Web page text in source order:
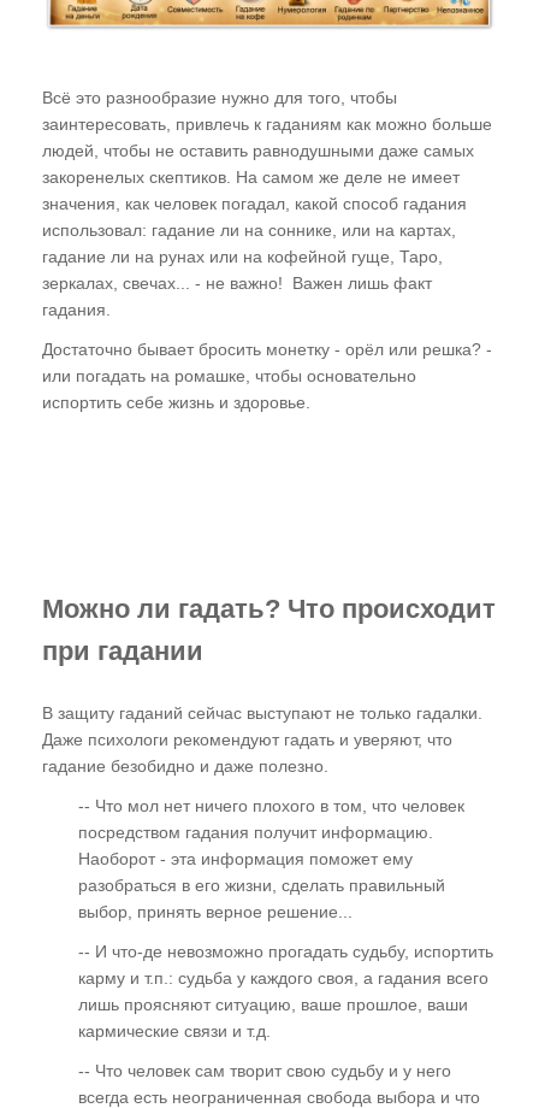
Всё это разнообразие нужно для того, чтобы
заинтересовать, привлечь к гаданиям как можно больше
людей, чтобы не оставить равнодушными даже самых
закоренелых скептиков. На самом же деле не имеет
значения, как человек погадал, какой способ гадания
использовал: гадание ли на соннике, или на картах,
гадание ли на рунах или на кофейной гуще, Таро,
зеркалах, свечах... - не важно! Важен лишь факт
гадания.
Достаточно бывает бросить монетку - орёл или решка? -
или погадать на ромашке, чтобы основательно
испортить себе жизнь и здоровье.
Можно ли гадать? Что происходит
при гадании
В защиту гаданий сейчас выступают не только гадалки.
Даже психологи рекомендуют гадать и уверяют, что
гадание безобидно и даже полезно.
-- Что мол нет ничего плохого в том, что человек
посредством гадания получит информацию.
Наоборот - эта информация поможет ему
разобраться в его жизни, сделать правильный
выбор, принять верное решение...
-- И что-де невозможно прогадать судьбу, испортить
карму и т.п.: судьба у каждого своя, а гадания всего
лишь проясняют ситуацию, ваше прошлое, ваши
кармические связи и т.д.
-- Что человек сам творит свою судьбу и у него
всегда есть неограниченная свобода выбора и что